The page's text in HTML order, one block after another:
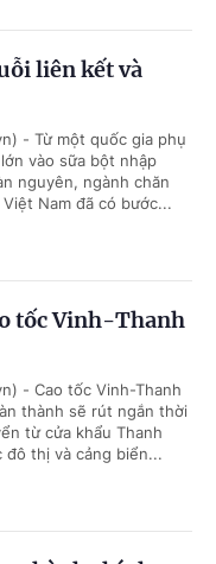
liên kết và
- Từ một quốc gia phụ
vào sữa bột nhập
nguyên, ngành chăn
Nam đã có bước...
tốc Vinh-Thanh
- Cao tốc Vinh-Thanh
thành sẽ rút ngắn thời
từ cửa khẩu Thanh
đô thị và cảng biển...